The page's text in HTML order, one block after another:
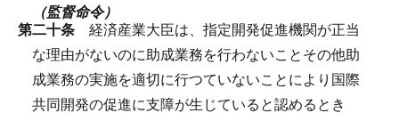
（監督命令）
第二十条 経済産業大臣は、指定開発促進機関が正当
な理由がないのに助成業務を行わないことその他助
成業務の実施を適切に行つていないことにより国際
共同開発の促進に支障が生じていると認めるとき